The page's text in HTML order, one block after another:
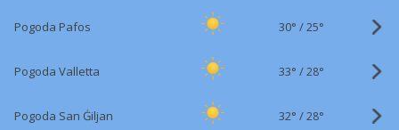
Pogoda Pafos 30° /25°
Pogoda Valletta 33° /28°
Pogoda San Ġiljan 32° /28°